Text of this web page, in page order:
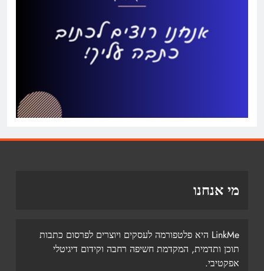
מי אנחנו
LinkMe היא פלטפורמה לעסקים ויוצרים לפרסום כתבות
תוכן ותדמית, המקדמת חשיפה רחבה וקידום דיגיטלי
אפקטיבי.